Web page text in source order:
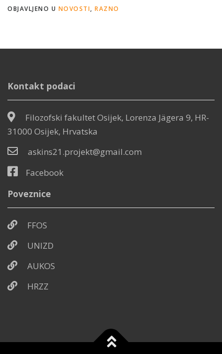
OBJAVLJENO U NOVOSTI, RAZNO
Kontakt podaci
Filozofski fakultet Osijek, Lorenza Jägera 9, HR-
31000 Osijek, Hrvatska
askins21.projekt@gmail.com
Facebook
Poveznice
FFOS
UNIZD
AUKOS
HRZZ